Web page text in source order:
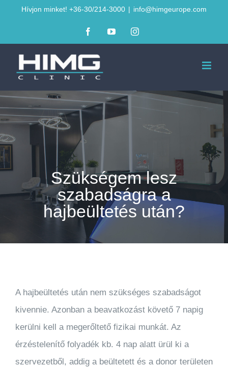
KihagyásHívjon minket! +36-30/214-3000 | info@himgeurope.com
FacebookYouTubeInstagram
Szükségem lesz
szabadságra a
hajbeültetés után?
A hajbeültetés után nem szükséges szabadságot
kivennie. Azonban a beavatkozást követő 7 napig
kerülni kell a megerőltető fizikai munkát. Az
érzéstelenítő folyadék kb. 4 nap alatt ürül ki a
szervezetből, addig a beültetett és a donor területen